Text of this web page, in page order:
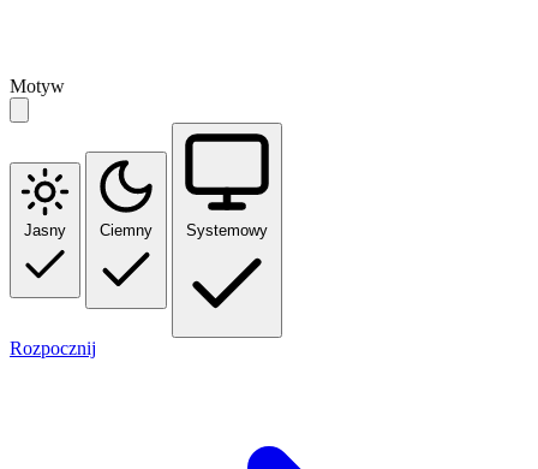
Motyw
Jasny Ciemny Systemowy
Rozpocznij